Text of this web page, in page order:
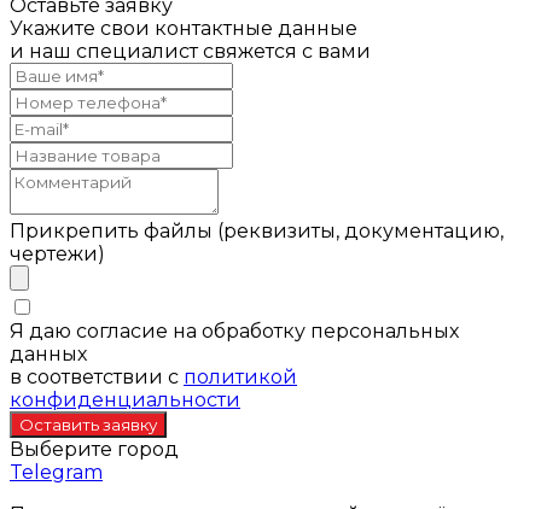
Оставьте заявку
Укажите свои контактные данные
и наш специалист свяжется с вами
Прикрепить файлы (реквизиты, документацию,
чертежи)
Я даю согласие на обработку персональных
данных
в соответствии с политикой
конфиденциальности
Выберите город
Telegram